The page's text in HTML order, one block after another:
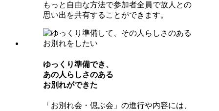
もっと自由な方法で参加者全員で故人との
思い出を共有することができます。
ゆっくり準備でき、
あの⼈らしさのある
お別れができた
「お別れ会・偲ぶ会」の進行や内容には、